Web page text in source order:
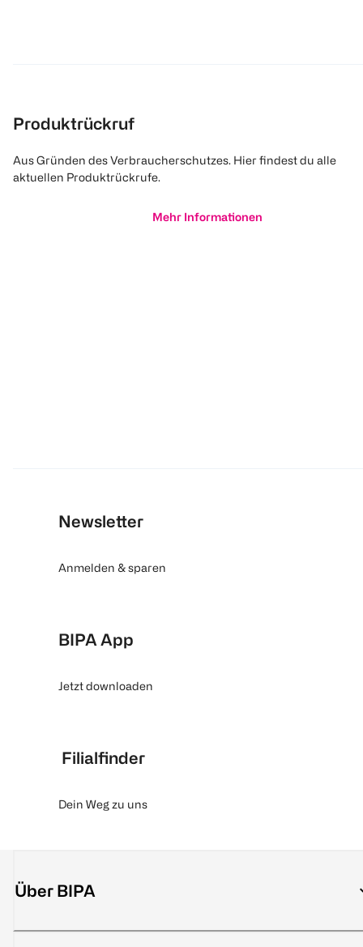
Produktrückruf
Aus Gründen des Verbraucherschutzes. Hier findest du alle
aktuellen Produktrückrufe.
Mehr Informationen
Newsletter
Anmelden & sparen
BIPA App
Jetzt downloaden
Filialfinder
Dein Weg zu uns
Über BIPA